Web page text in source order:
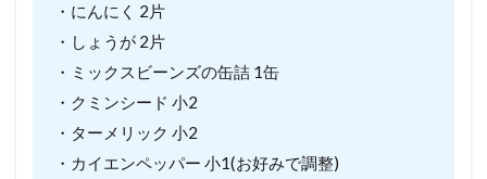
・にんにく 2片
・しょうが 2片
・ミックスビーンズの缶詰 1缶
・クミンシード 小2
・ターメリック 小2
・カイエンペッパー 小1(お好みで調整)